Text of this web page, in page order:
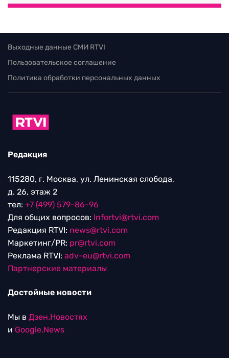
Выходные данные СМИ RTVI
Пользовательское соглашение
Политика обработки персональных данных
Редакция
115280, г. Москва, ул. Ленинская слобода,
д. 26, этаж 2
тел: +7 (499) 579-86-96
Для общих вопросов: Infortvi@rtvi.com
Редакция RTVI: news@rtvi.com
Маркетинг/PR: pr@rtvi.com
Реклама RTVI: adv-eu@rtvi.com
Партнерские материалы
Достойные новости
Мы в Дзен.Новостях
и Google.News